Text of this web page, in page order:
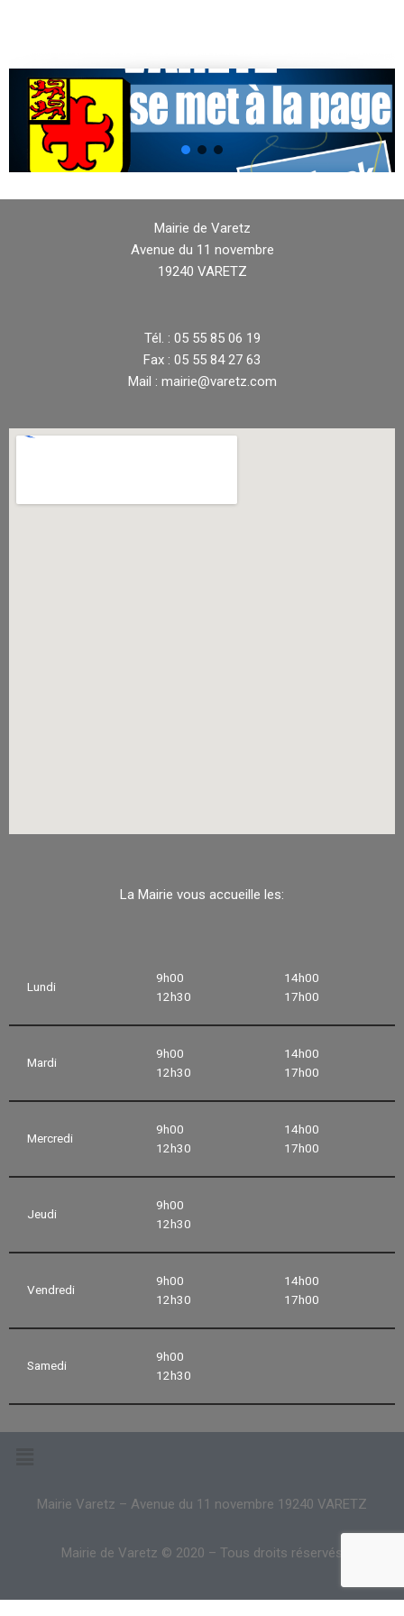
Mairie de Varetz
Avenue du 11 novembre
19240 VARETZ
Tél. : 05 55 85 06 19
Fax : 05 55 84 27 63
Mail : mairie@varetz.com
La Mairie vous accueille les:
Lundi
9h00
12h30
14h00
17h00
Mardi
9h00
12h30
14h00
17h00
Mercredi
9h00
12h30
14h00
17h00
Jeudi
9h00
12h30
Vendredi
9h00
12h30
14h00
17h00
Samedi
9h00
12h30
Mairie Varetz – Avenue du 11 novembre 19240 VARETZ
Mairie de Varetz © 2020 – Tous droits réservés